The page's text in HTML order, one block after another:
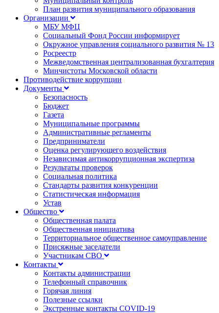
План развития муниципального образования
Организации
МБУ МФЦ
Социальный Фонд России информирует
Окружное управления социального развития № 13
Росреестр
Межведомственная централизованная бухгалтерия
Минчистоты Московской области
Противодействие коррупции
Документы
Безопасность
Бюджет
Газета
Муниципальные программы
Административные регламенты
Предприниматели
Оценка регулирующего воздействия
Независимая антикоррупционная экспертиза
Результаты проверок
Социальная политика
Стандарты развития конкуренции
Статистическая информация
Устав
Общество
Общественная палата
Общественная инициатива
Территориальное общественное самоуправление
Присяжные заседатели
Участникам СВО
Контакты
Контакты администрации
Телефонный справочник
Горячая линия
Полезные ссылки
Экстренные контакты COVID-19